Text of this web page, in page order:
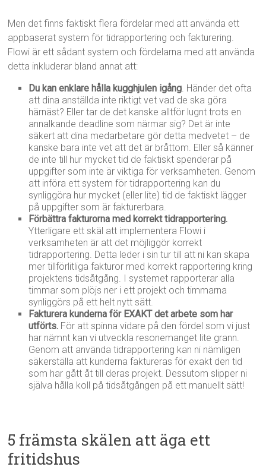
Men det finns faktiskt flera fördelar med att använda ett
appbaserat system för tidrapportering och fakturering.
Flowi är ett sådant system och fördelarna med att använda
detta inkluderar bland annat att:
Du kan enklare hålla kugghjulen igång. Händer det ofta
att dina anställda inte riktigt vet vad de ska göra
härnäst? Eller tar de det kanske alltför lugnt trots en
annalkande deadline som närmar sig? Det är inte
säkert att dina medarbetare gör detta medvetet – de
kanske bara inte vet att det är bråttom. Eller så känner
de inte till hur mycket tid de faktiskt spenderar på
uppgifter som inte är viktiga för verksamheten. Genom
att införa ett system för tidrapportering kan du
synliggöra hur mycket (eller lite) tid de faktiskt lägger
på uppgifter som är fakturerbara.
Förbättra fakturorna med korrekt tidrapportering.
Ytterligare ett skäl att implementera Flowi i
verksamheten är att det möjliggör korrekt
tidrapportering. Detta leder i sin tur till att ni kan skapa
mer tillförlitliga fakturor med korrekt rapportering kring
projektens tidsåtgång. I systemet rapporterar alla
timmar som plöjs ner i ett projekt och timmarna
synliggörs på ett helt nytt sätt.
Fakturera kunderna för EXAKT det arbete som har
utförts. För att spinna vidare på den fördel som vi just
har nämnt kan vi utveckla resonemanget lite grann.
Genom att använda tidrapportering kan ni nämligen
säkerställa att kunderna faktureras för exakt den tid
som har gått åt till deras projekt. Dessutom slipper ni
själva hålla koll på tidsåtgången på ett manuellt sätt!
5 främsta skälen att äga ett
fritidshus